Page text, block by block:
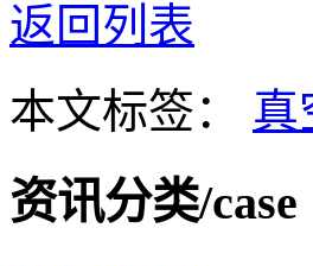
返回列表
本文标签： 真
资讯分类/case